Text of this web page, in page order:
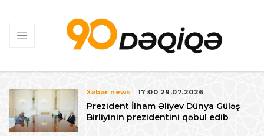
Xəbər news 17:00 29.07.2026
Prezident İlham Əliyev Dünya Güləş
Birliyinin prezidentini qəbul edib